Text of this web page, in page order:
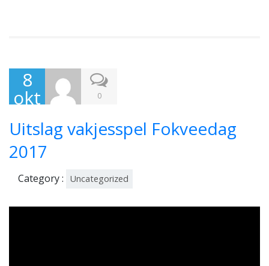
8
okt
r
201
7
0
Uitslag vakjesspel Fokveedag
2017
Category : Uncategorized